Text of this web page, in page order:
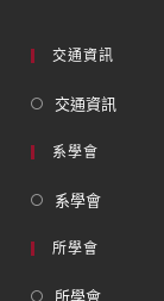
交通資訊
交通資訊
系學會
系學會
所學會
所學會